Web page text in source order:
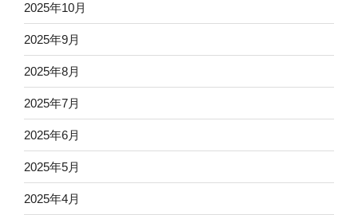
2025年10月
2025年9月
2025年8月
2025年7月
2025年6月
2025年5月
2025年4月